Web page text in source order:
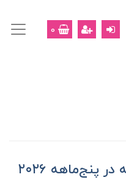
0
پنج‌ماهه ۲۰۲۶